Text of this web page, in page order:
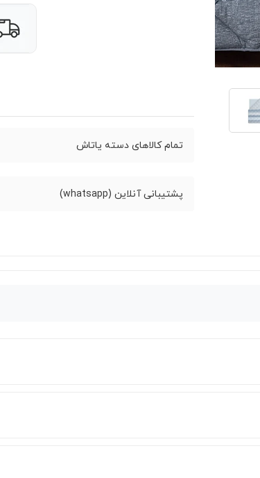
تمام کالاهای دسته یاتاش
پشتیبانی آنلاین (whatsapp)